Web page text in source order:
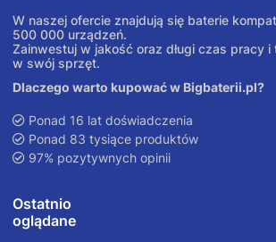
W naszej ofercie znajdują się baterie
500 000 urządzeń.
Zainwestuj w jakość oraz długi czas pracy
w swój sprzęt.
Dlaczego warto kupować w Bigbaterii.pl?
Ponad 16 lat doświadczenia
Ponad 83 tysiące produktów
97% pozytywnych opinii
Ostatnio
oglądane